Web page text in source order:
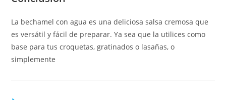
La bechamel con agua es una deliciosa salsa cremosa que
es versátil y fácil de preparar. Ya sea que la utilices como
base para tus croquetas, gratinados o lasañas, o
simplemente